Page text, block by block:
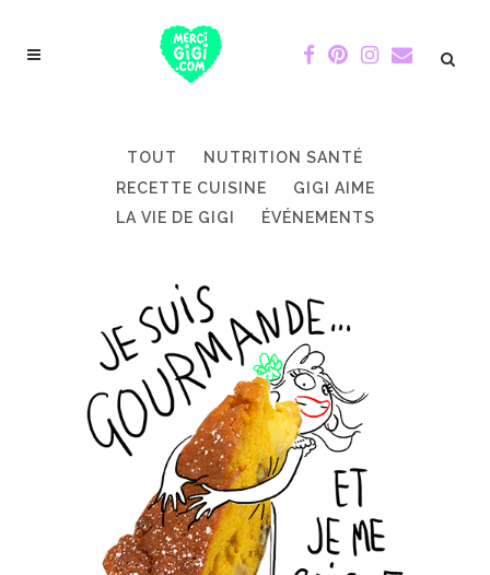
TOUT
NUTRITION SANTÉ
RECETTE CUISINE
GIGI AIME
LA VIE DE GIGI
ÉVÉNEMENTS